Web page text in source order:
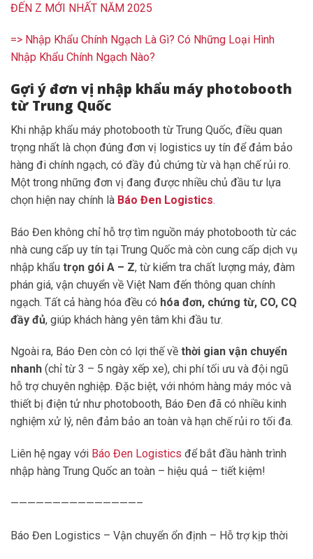
ĐẾN Z MỚI NHẤT NĂM 2025
=> Nhập Khẩu Chính Ngạch Là Gì? Có Những Loại Hình
Nhập Khẩu Chính Ngạch Nào?
Gợi ý đơn vị nhập khẩu máy photobooth
từ Trung Quốc
Khi nhập khẩu máy photobooth từ Trung Quốc, điều quan
trọng nhất là chọn đúng đơn vị logistics uy tín để đảm bảo
hàng đi chính ngạch, có đầy đủ chứng từ và hạn chế rủi ro.
Một trong những đơn vị đang được nhiều chủ đầu tư lựa
chọn hiện nay chính là Báo Đen Logistics.
Báo Đen không chỉ hỗ trợ tìm nguồn máy photobooth từ các
nhà cung cấp uy tín tại Trung Quốc mà còn cung cấp dịch vụ
nhập khẩu trọn gói A – Z, từ kiểm tra chất lượng máy, đàm
phán giá, vận chuyển về Việt Nam đến thông quan chính
ngạch. Tất cả hàng hóa đều có hóa đơn, chứng từ, CO, CQ
đầy đủ, giúp khách hàng yên tâm khi đầu tư.
Ngoài ra, Báo Đen còn có lợi thế về thời gian vận chuyển
nhanh (chỉ từ 3 – 5 ngày xếp xe), chi phí tối ưu và đội ngũ
hỗ trợ chuyên nghiệp. Đặc biệt, với nhóm hàng máy móc và
thiết bị điện tử như photobooth, Báo Đen đã có nhiều kinh
nghiệm xử lý, nên đảm bảo an toàn và hạn chế rủi ro tối đa.
Liên hệ ngay với Báo Đen Logistics để bắt đầu hành trình
nhập hàng Trung Quốc an toàn – hiệu quả – tiết kiệm!
———————————————–
Báo Đen Logistics – Vận chuyển ổn định – Hỗ trợ kịp thời